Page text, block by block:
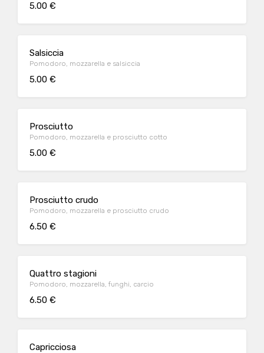
5.00 €
Salsiccia
Pomodoro, mozzarella e salsiccia
5.00 €
Prosciutto
Pomodoro, mozzarella e prosciutto cotto
5.00 €
Prosciutto crudo
Pomodoro, mozzarella e prosciutto crudo
6.50 €
Quattro stagioni
Pomodoro, mozzarella, funghi, carcio
6.50 €
Capricciosa